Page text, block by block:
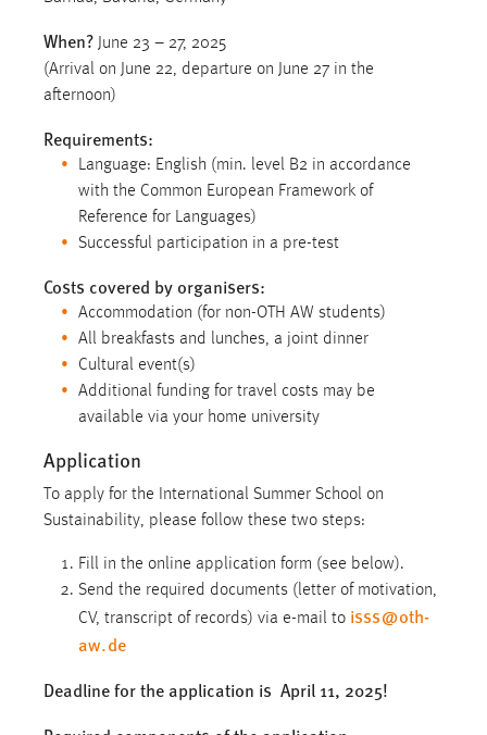
When? June 23 – 27, 2025
(Arrival on June 22, departure on June 27 in the
afternoon)
Requirements:
Language: English (min. level B2 in accordance
with the Common European Framework of
Reference for Languages)
Successful participation in a pre-test
Costs covered by organisers:
Accommodation (for non-OTH AW students)
All breakfasts and lunches, a joint dinner
Cultural event(s)
Additional funding for travel costs may be
available via your home university
Application
To apply for the International Summer School on
Sustainability, please follow these two steps:
Fill in the online application form (see below).
Send the required documents (letter of motivation,
CV, transcript of records) via e-mail to isss@oth-
aw.de
Deadline for the application is April 11, 2025!
Sprachpräferenz
Name:
Zweck:
Das Cookie speichert die gewählte Sprache der Website.
Cookie Laufzeit:
Chat
Name:
MibewSessionID, MIBEW_UserID, mibew_locale, mibew-
chat-frame-style-5e9dbeb1811c0446
Zweck:
Wird benötigt um die Chatfunktion nutzen zu können.
Cookie Laufzeit:
5e9dbeb1811c0446 = Sitzungslaufzeit, mibew_locale = 3
Jahre, MIBEW_UserID = 1 Jahr
Login
Name: